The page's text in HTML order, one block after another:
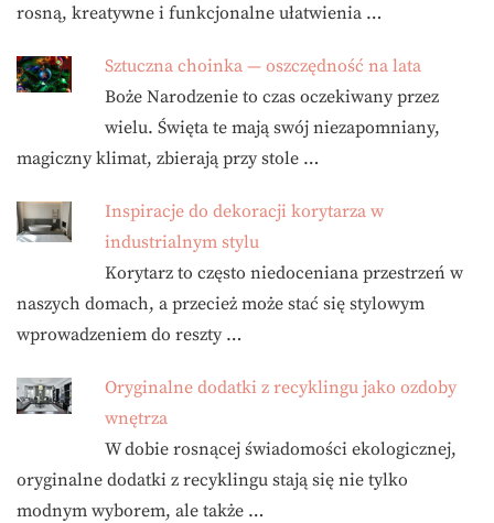
rosną, kreatywne i funkcjonalne ułatwienia …
Sztuczna choinka — oszczędność na lata
Boże Narodzenie to czas oczekiwany przez
wielu. Święta te mają swój niezapomniany,
magiczny klimat, zbierają przy stole …
Inspiracje do dekoracji korytarza w
industrialnym stylu
Korytarz to często niedoceniana przestrzeń w
naszych domach, a przecież może stać się stylowym
wprowadzeniem do reszty …
Oryginalne dodatki z recyklingu jako ozdoby
wnętrza
W dobie rosnącej świadomości ekologicznej,
oryginalne dodatki z recyklingu stają się nie tylko
modnym wyborem, ale także …